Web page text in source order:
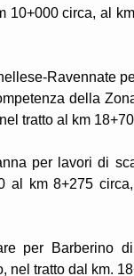
10+000 circa, al
Ravennate
della
tratto al km
per lavori di
al km 8+275
per Barberino
nel tratto dal km.